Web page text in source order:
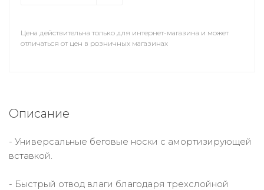
Цена действительна только для интернет-магазина и может
отличаться от цен в розничных магазинах
Описание
- Универсальные беговые носки с амортизирующей
вставкой.
- Быстрый отвод влаги благодаря трехслойной